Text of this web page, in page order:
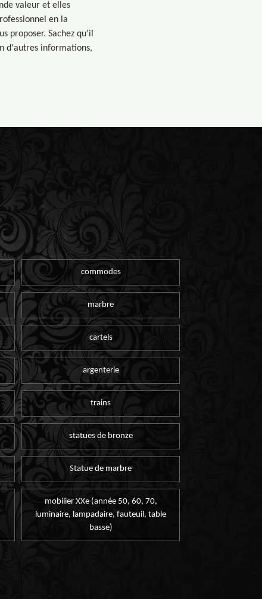
valeur et elles
en la
proposer. Sachez qu'il
d'autres informations,
commodes
marbre
cartels
argenterie
trains
statues de bronze
Statue de marbre
mobilier XXe (année 50, 60, 70,
luminaire, lampadaire, fauteuil, table
basse)